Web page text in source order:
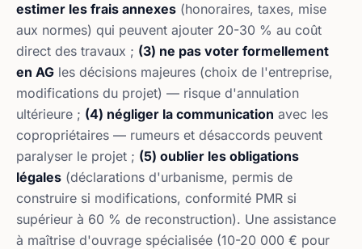
estimer les frais annexes (honoraires, taxes, mise
aux normes) qui peuvent ajouter 20-30 % au coût
direct des travaux ; (3) ne pas voter formellement
en AG les décisions majeures (choix de l'entreprise,
modifications du projet) — risque d'annulation
ultérieure ; (4) négliger la communication avec les
copropriétaires — rumeurs et désaccords peuvent
paralyser le projet ; (5) oublier les obligations
légales (déclarations d'urbanisme, permis de
construire si modifications, conformité PMR si
supérieur à 60 % de reconstruction). Une assistance
à maîtrise d'ouvrage spécialisée (10-20 000 € pour